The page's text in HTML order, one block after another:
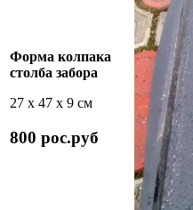
Форма колпака
столба забора
27 х 47 х 9 см
800 рос.руб